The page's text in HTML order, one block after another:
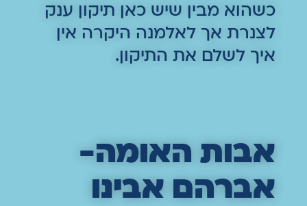
כשהוא מבין שיש כאן תיקון ענק
לצנרת אך לאלמנה היקרה אין
איך לשלם את התיקון.
אבות האומה-
אברהם אבינו